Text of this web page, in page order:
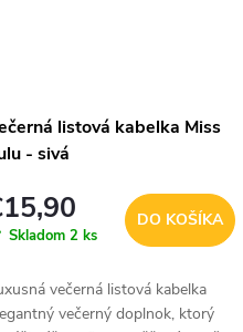
listová kabelka Miss
- sivá
Skladom 2 ks
DO KOŠÍKA
večerná listová kabelka
večerný doplnok, ktorý